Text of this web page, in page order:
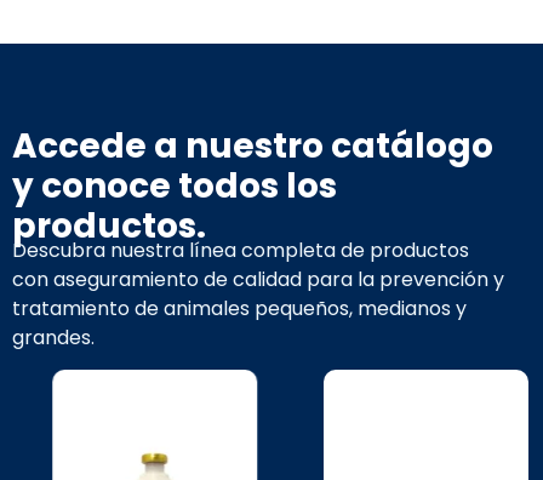
Accede a nuestro catálogo
y conoce todos los
productos.
Descubra nuestra línea completa de productos
con aseguramiento de calidad para la prevención y
tratamiento de animales pequeños, medianos y
grandes.